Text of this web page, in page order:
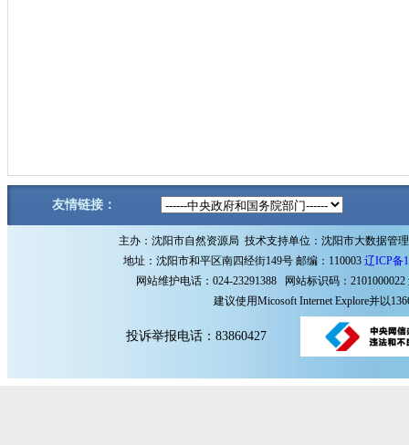
友情链接：
主办：沈阳市自然资源局 技术支持单位：沈阳市大数据管
地址：沈阳市和平区南四经街149号 邮编：110003 辽ICP备
网站维护电话：024-23291388 网站标识码：2101000022
建议使用Micosoft Internet Explore并以
投诉举报电话：83860427